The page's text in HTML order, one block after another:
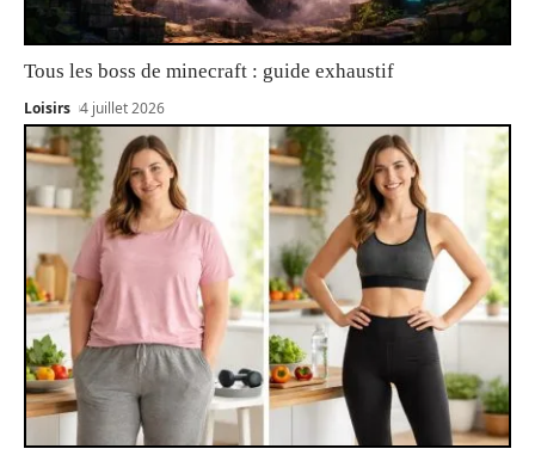
Tous les boss de minecraft : guide exhaustif
Loisirs 4 juillet 2026